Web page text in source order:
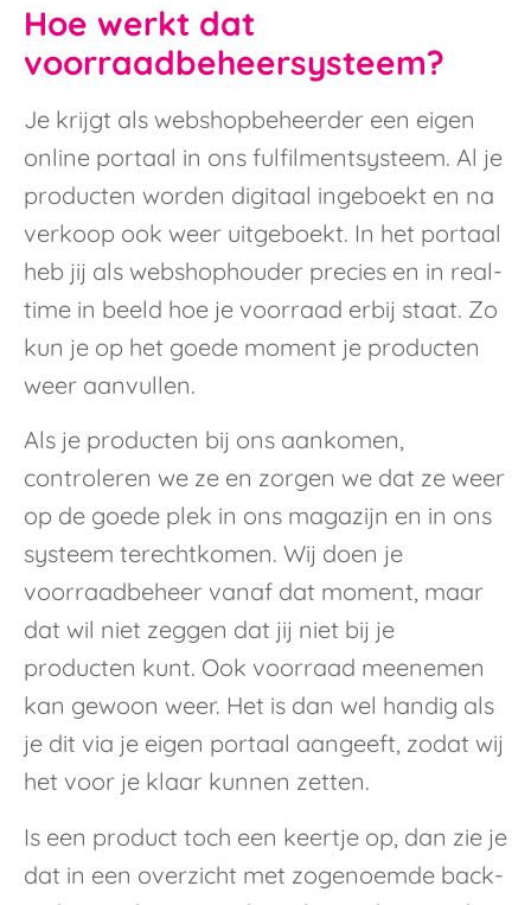
Hoe werkt dat
voorraadbeheersysteem?
Je krijgt als webshopbeheerder een eigen
online portaal in ons fulfilmentsysteem. Al je
producten worden digitaal ingeboekt en na
verkoop ook weer uitgeboekt. In het portaal
heb jij als webshophouder precies en in real-
time in beeld hoe je voorraad erbij staat. Zo
kun je op het goede moment je producten
weer aanvullen.
Als je producten bij ons aankomen,
controleren we ze en zorgen we dat ze weer
op de goede plek in ons magazijn en in ons
systeem terechtkomen. Wij doen je
voorraadbeheer vanaf dat moment, maar
dat wil niet zeggen dat jij niet bij je
producten kunt. Ook voorraad meenemen
kan gewoon weer. Het is dan wel handig als
je dit via je eigen portaal aangeeft, zodat wij
het voor je klaar kunnen zetten.
Is een product toch een keertje op, dan zie je
dat in een overzicht met zogenoemde back-